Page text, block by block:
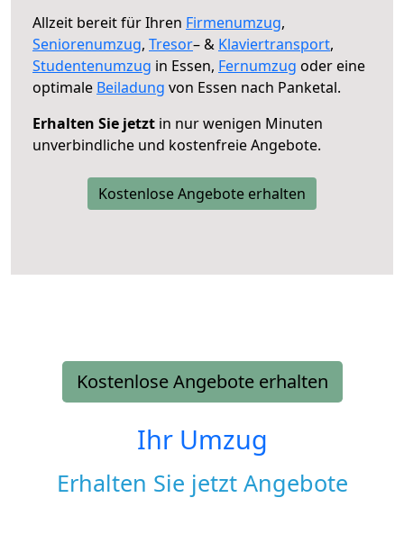
Allzeit bereit für Ihren Firmenumzug,
Seniorenumzug, Tresor– & Klaviertransport,
Studentenumzug in Essen, Fernumzug oder eine
optimale Beiladung von Essen nach Panketal.
Erhalten Sie jetzt in nur wenigen Minuten
unverbindliche und kostenfreie Angebote.
Kostenlose Angebote erhalten
Kostenlose Angebote erhalten
Ihr Umzug
Erhalten Sie jetzt Angebote